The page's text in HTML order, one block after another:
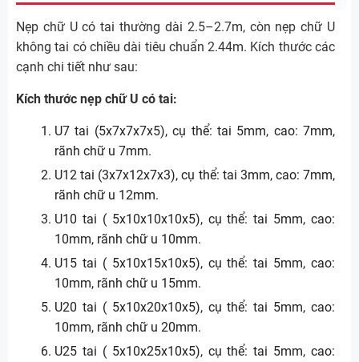
Nẹp chữ U có tai thường dài 2.5–2.7m, còn nẹp chữ U
không tai có chiều dài tiêu chuẩn 2.44m. Kích thước các
cạnh chi tiết như sau:
Kích thước nẹp chữ U có tai:
U7 tai (5x7x7x7x5), cụ thể: tai 5mm, cao: 7mm,
rãnh chữ u 7mm.
U12 tai (3x7x12x7x3), cụ thể: tai 3mm, cao: 7mm,
rãnh chữ u 12mm.
U10 tai ( 5x10x10x10x5), cụ thể: tai 5mm, cao:
10mm, rãnh chữ u 10mm.
U15 tai ( 5x10x15x10x5), cụ thể: tai 5mm, cao:
10mm, rãnh chữ u 15mm.
U20 tai ( 5x10x20x10x5), cụ thể: tai 5mm, cao:
10mm, rãnh chữ u 20mm.
U25 tai ( 5x10x25x10x5), cụ thể: tai 5mm, cao: